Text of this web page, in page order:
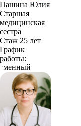
Пашина Юлия
Старшая
медицинская
сестра
Стаж 25 лет
График
работы:
сменный